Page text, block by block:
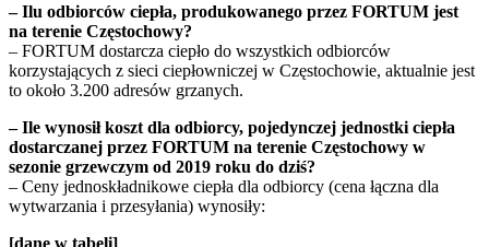
– Ilu odbiorców ciepła, produkowanego przez FORTUM jest
na terenie Częstochowy?
– FORTUM dostarcza ciepło do wszystkich odbiorców
korzystających z sieci ciepłowniczej w Częstochowie, aktualnie jest
to około 3.200 adresów grzanych.
– Ile wynosił koszt dla odbiorcy, pojedynczej jednostki ciepła
dostarczanej przez FORTUM na terenie Częstochowy w
sezonie grzewczym od 2019 roku do dziś?
– Ceny jednoskładnikowe ciepła dla odbiorcy (cena łączna dla
wytwarzania i przesyłania) wynosiły:
[dane w tabeli]